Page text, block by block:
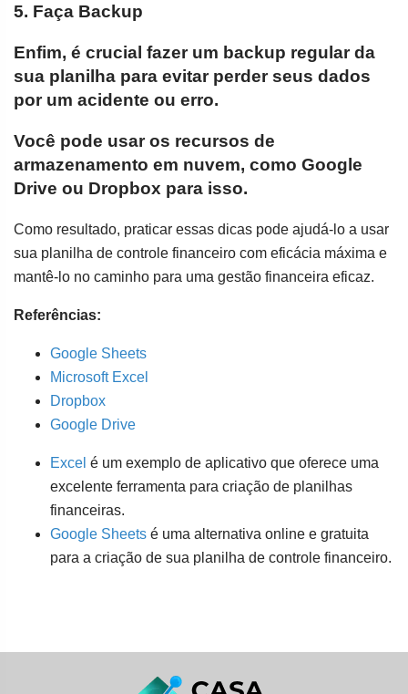
5. Faça Backup
Enfim, é crucial fazer um backup regular da
sua planilha para evitar perder seus dados
por um acidente ou erro.
Você pode usar os recursos de
armazenamento em nuvem, como Google
Drive ou Dropbox para isso.
Como resultado, praticar essas dicas pode ajudá-lo a usar
sua planilha de controle financeiro com eficácia máxima e
mantê-lo no caminho para uma gestão financeira eficaz.
Referências:
Google Sheets
Microsoft Excel
Dropbox
Google Drive
Excel é um exemplo de aplicativo que oferece uma
excelente ferramenta para criação de planilhas
financeiras.
Google Sheets é uma alternativa online e gratuita
para a criação de sua planilha de controle financeiro.